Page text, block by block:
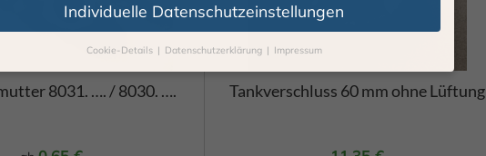
Überwurfmutter 8031. …. / 8030. …. Tankverschluss 60 mm ohne Lüftung
Individuelle Datenschutzeinstellungen
Cookie-Details Datenschutzerklärung Impressum
Datenschutzeinstellungen
Sie unter 16 Jahre alt sind und Ihre Zustimmung zu freiwilligen Diensten